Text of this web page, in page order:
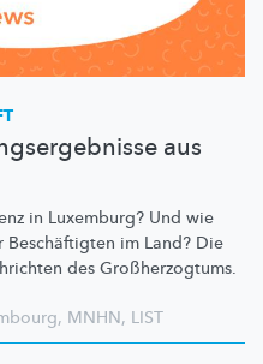
aus
in Luxemburg? Und wie
Beschäftigten im Land? Die
des Großherzogtums.
, MNHN, LIST